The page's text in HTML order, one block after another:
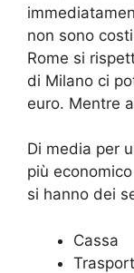
non sono
Rome si
di Milano ci
euro. Mentre
Di media per
più
si hanno dei
Cassa